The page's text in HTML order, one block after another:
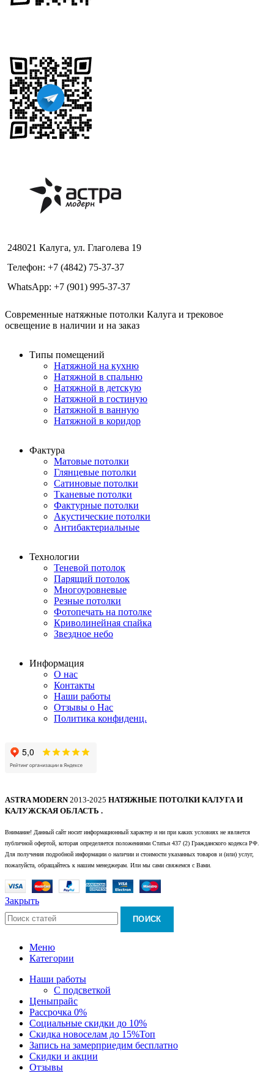
248021 Калуга, ул. Глаголева 19
Телефон: +7 (4842) 75-37-37
WhatsApp: +7 (901) 995-37-37
Современные натяжные потолки Калуга и трековое
освещение в наличии и на заказ
Типы помещений
Натяжной на кухню
Натяжной в спальню
Натяжной в детскую
Натяжной в гостиную
Натяжной в ванную
Натяжной в коридор
Фактура
Матовые потолки
Глянцевые потолки
Сатиновые потолки
Тканевые потолки
Фактурные потолки
Акустические потолки
Антибактериальные
Технологии
Теневой потолок
Парящий потолок
Многоуровневые
Резные потолки
Фотопечать на потолке
Криволинейная спайка
Звездное небо
Информация
О нас
Контакты
Наши работы
Отзывы о Нас
Политика конфиденц.
ASTRA MODERN2013-2025 НАТЯЖНЫЕ ПОТОЛКИ КАЛУГА И
КАЛУЖСКАЯ ОБЛАСТЬ .
Внимание! Данный сайт носит информационный характер и ни при каких условиях не является
публичной офертой, которая определяется положениями Статьи 437 (2) Гражданского кодекса РФ.
Для получения подробной информации о наличии и стоимости указанных товаров и (или) услуг,
пожалуйста, обращайтесь к нашим менеджерам. Или мы сами свяжемся с Вами.
Закрыть
ПОИСК
Меню
Категории
Наши работы
С подсветкой
Ценыпрайс
Рассрочка 0%
Социальные скидки до 10%
Скидка новоселам до 15%Топ
Запись на замерприедим бесплатно
Скидки и акции
Отзывы